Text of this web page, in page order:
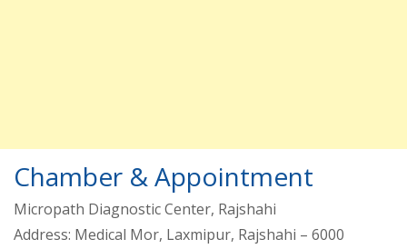
Chamber & Appointment
Micropath Diagnostic Center, Rajshahi
Address: Medical Mor, Laxmipur, Rajshahi – 6000